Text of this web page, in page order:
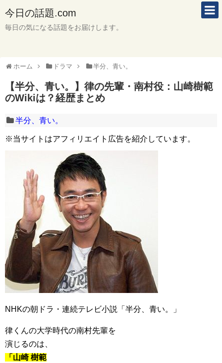
今日の話題.com
毎日の気になる話題をお届けします。
ホーム ドラマ 半分、青い。
【半分、青い。】律の先輩・南村役：山崎樹範
のWikiは？経歴まとめ
半分、青い。
※当サイトはアフィリエイト広告を紹介しています。
NHKの朝ドラ・連続テレビ小説「半分、青い。」
律くんの大学時代の南村先輩を
演じるのは、
「山崎 樹範